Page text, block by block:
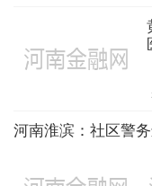
河南淮滨：社区警